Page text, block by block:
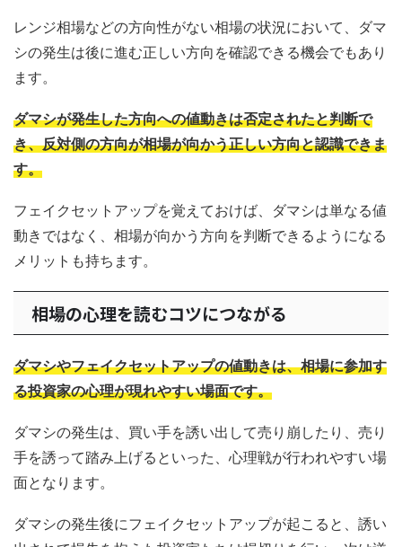
レンジ相場などの方向性がない相場の状況において、ダマ
シの発生は後に進む正しい方向を確認できる機会でもあり
ます。
ダマシが発生した方向への値動きは否定されたと判断で
き、反対側の方向が相場が向かう正しい方向と認識できま
す。
フェイクセットアップを覚えておけば、ダマシは単なる値
動きではなく、相場が向かう方向を判断できるようになる
メリットも持ちます。
相場の心理を読むコツにつながる
ダマシやフェイクセットアップの値動きは、相場に参加す
る投資家の心理が現れやすい場面です。
ダマシの発生は、買い手を誘い出して売り崩したり、売り
手を誘って踏み上げるといった、心理戦が行われやすい場
面となります。
ダマシの発生後にフェイクセットアップが起こると、誘い